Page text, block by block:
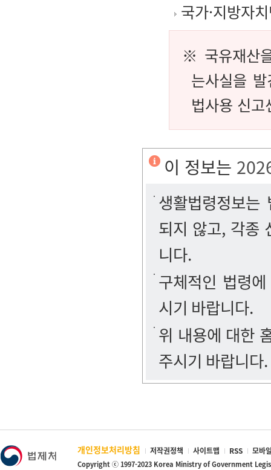
국가·지방자
※ 국유재산
는사실을
법사용 신
이 정보는
생활법령정보
되지 않고, 각종
니다.
구체적인 법령
시기 바랍니다.
위 내용에 대한
주시기 바랍니다.
개인정보처리방침 저작권정책 사이트맵 RSS 모바
Copyright ⓒ 1997-2023 Korea Ministry of Government